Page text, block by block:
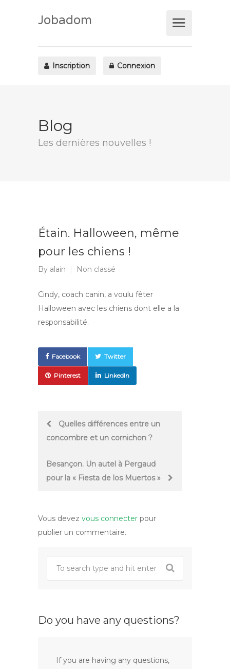
Jobadom
Inscription Connexion
Blog
Les dernières nouvelles !
Étain. Halloween, même
pour les chiens !
By alain Non classé
Cindy, coach canin, a voulu fêter
Halloween avec les chiens dont elle a la
responsabilité.
Facebook Twitter
Pinterest LinkedIn
PostQuelles différences entre un
concombre et un cornichon ?
Besançon. Un autel à Pergaud
pour la « Fiesta de los Muertos »
Vous devez vous connecter pour
publier un commentaire.
Do you have any questions?
If you are having any questions,